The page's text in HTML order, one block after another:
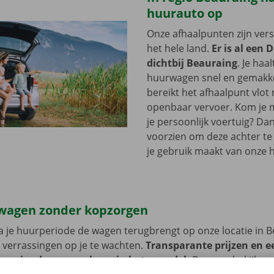
huurauto op
Onze afhaalpunten zijn
het hele land. Er is al een
dichtbij Beauraing. Je
huurwagen snel en
bereikt het afhaalpunt vlot
openbaar vervoer. Kom je
je persoonlijk voertuig?
voorzien om deze achter
je gebruik maakt van onze
zonder kopzorgen
je huurperiode de wagen terugbrengt op onze locatie in
op je te wachten. Transparante prijzen en
dragen we hoog in het vaandel.Daarom bekijken